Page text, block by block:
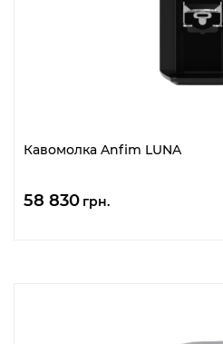
Кавомолка Anfim LUNA
58 830 грн.